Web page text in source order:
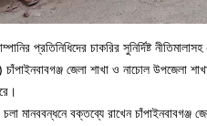
প্রতিনিধিদের চাকরির সুনির্দিষ্ট
চাঁপাইনবাবগঞ্জ জেলা শাখা ও নাচোল উপজেলা
চলা মানববন্ধনে বক্তব্যে রাখেন